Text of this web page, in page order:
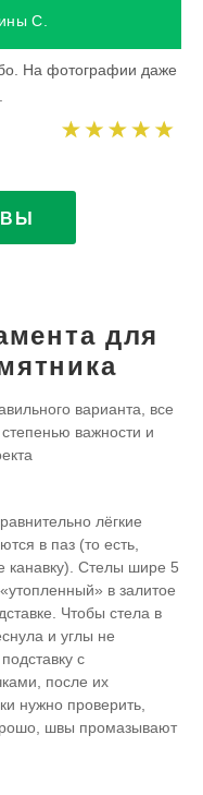
С.
На фотографии даже
для
варианта, все
важности и
лёгкие
в паз (то есть,
канавку). Стелы шире 5
в залитое
Чтобы стела в
и углы не
с
после их
нужно проверить,
швы промазывают